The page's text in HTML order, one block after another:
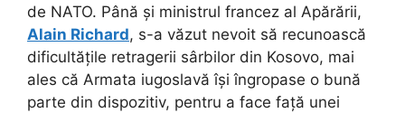
de NATO. Până și ministrul francez al Apărării,
Alain Richard, s-a văzut nevoit să recunoască
dificultățile retragerii sârbilor din Kosovo, mai
ales că Armata iugoslavă își îngropase o bună
parte din dispozitiv, pentru a face față unei